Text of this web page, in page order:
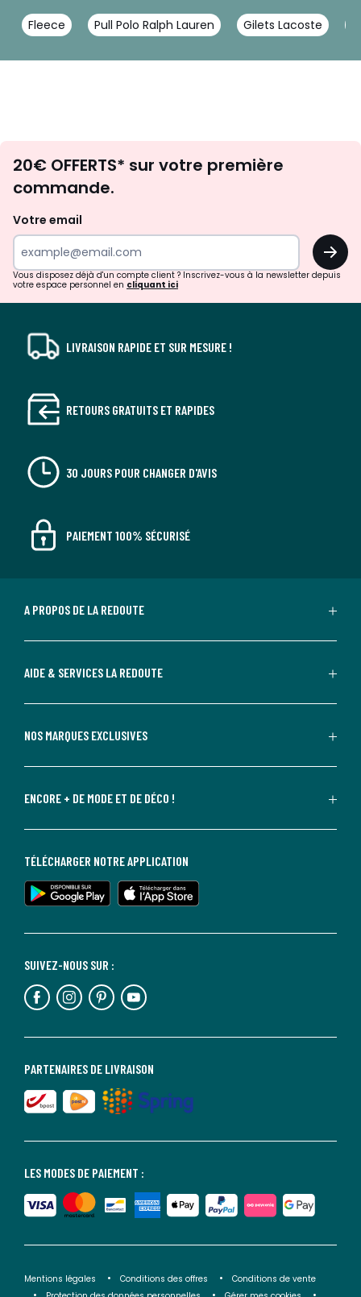
Fleece Pull Polo Ralph Lauren Gilets Lacoste
d'inspirations
surprises?
20€ OFFERTS* sur votre première
commande.
Votre email
OK
Vous disposez déjà d'un compte client ? Inscrivez-vous à la newsletter depuis
votre espace personnel en cliquant ici
LIVRAISON RAPIDE ET SUR MESURE !
RETOURS GRATUITS ET RAPIDES
30 JOURS POUR CHANGER D'AVIS
PAIEMENT 100% SÉCURISÉ
A PROPOS DE LA REDOUTE
AIDE & SERVICES LA REDOUTE
NOS MARQUES EXCLUSIVES
ENCORE + DE MODE ET DE DÉCO !
LES MODES DE PAIEMENT :
PARTENAIRES DE LIVRAISON
SUIVEZ-NOUS SUR :
TÉLÉCHARGER NOTRE APPLICATION
Mentions légales Conditions des offres
Conditions de vente